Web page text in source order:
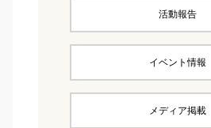
活動報告
イベント情報
メディア掲載